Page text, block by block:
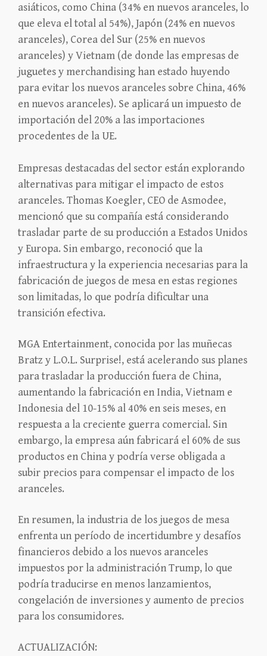
asiáticos, como China (34% en nuevos aranceles, lo
que eleva el total al 54%), Japón (24% en nuevos
aranceles), Corea del Sur (25% en nuevos
aranceles) y Vietnam (de donde las empresas de
juguetes y merchandising han estado huyendo
para evitar los nuevos aranceles sobre China, 46%
en nuevos aranceles). Se aplicará un impuesto de
importación del 20% a las importaciones
procedentes de la UE.
Empresas destacadas del sector están explorando
alternativas para mitigar el impacto de estos
aranceles. Thomas Koegler, CEO de Asmodee,
mencionó que su compañía está considerando
trasladar parte de su producción a Estados Unidos
y Europa. Sin embargo, reconoció que la
infraestructura y la experiencia necesarias para la
fabricación de juegos de mesa en estas regiones
son limitadas, lo que podría dificultar una
transición efectiva.
MGA Entertainment, conocida por las muñecas
Bratz y L.O.L. Surprise!, está acelerando sus planes
para trasladar la producción fuera de China,
aumentando la fabricación en India, Vietnam e
Indonesia del 10-15% al 40% en seis meses, en
respuesta a la creciente guerra comercial. Sin
embargo, la empresa aún fabricará el 60% de sus
productos en China y podría verse obligada a
subir precios para compensar el impacto de los
aranceles.
En resumen, la industria de los juegos de mesa
enfrenta un período de incertidumbre y desafíos
financieros debido a los nuevos aranceles
impuestos por la administración Trump, lo que
podría traducirse en menos lanzamientos,
congelación de inversiones y aumento de precios
para los consumidores.
ACTUALIZACIÓN: